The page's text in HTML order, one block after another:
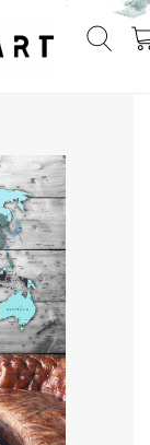
Continenten,